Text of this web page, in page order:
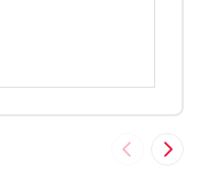
Imagem